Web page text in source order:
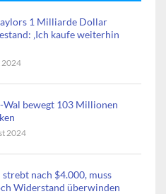
1 Milliarde Dollar
‚Ich kaufe weiterhin
2024
Wal bewegt 103 Millionen
2024
strebt nach $4.000, muss
Widerstand überwinden